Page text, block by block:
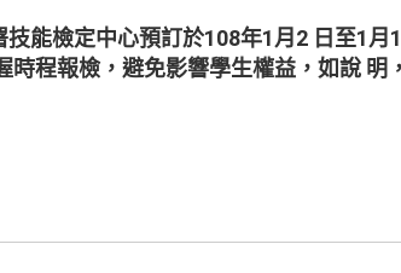
能檢定中心預訂於108年1月2 日至1
時程報檢，避免影響學生權益，如說 明